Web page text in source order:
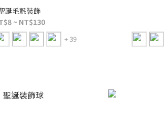
誕毛氈裝飾
~ NT$130
+ 39